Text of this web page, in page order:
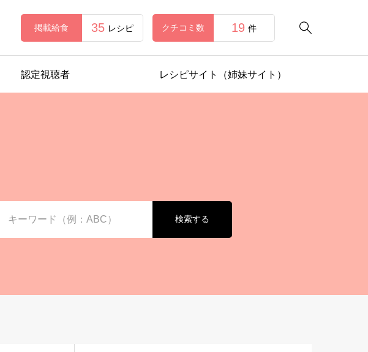

掲載給食 35 レシピ クチコミ数 19 件
認定視聴者 レシピサイト（姉妹サイト）
検索する